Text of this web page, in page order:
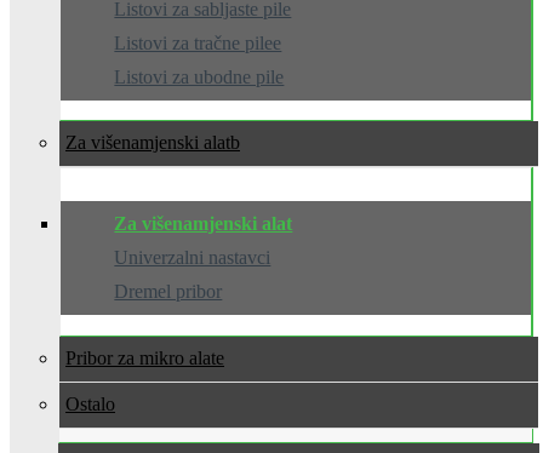
Listovi za sabljaste pile
Listovi za tračne pilee
Listovi za ubodne pile
Za višenamjenski alat
Za višenamjenski alat
Univerzalni nastavci
Dremel pribor
Pribor za mikro alate
Ostalo